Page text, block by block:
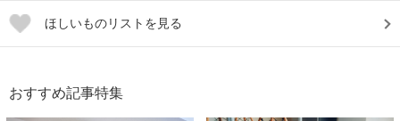
ほしいものリストを見る
おすすめ記事特集